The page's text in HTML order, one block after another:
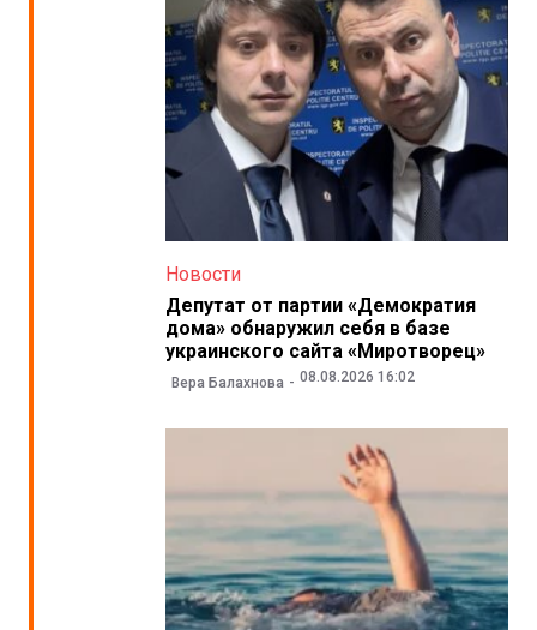
Новости
Депутат от партии «Демократия
дома» обнаружил себя в базе
украинского сайта «Миротворец»
Вера Балахнова 08.08.2026 16:02